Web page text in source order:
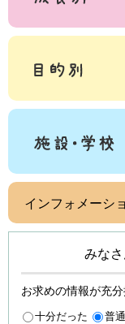
インフォメーシ
みな
お求めの情報が充
十分だった 普通